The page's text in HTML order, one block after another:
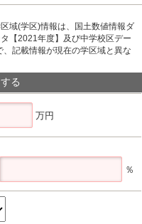
域(学区)情報は、国土数値情報ダ
【2021年度】及び中学校区デー
記載情報が現在の学区域と異な
る
万円
％